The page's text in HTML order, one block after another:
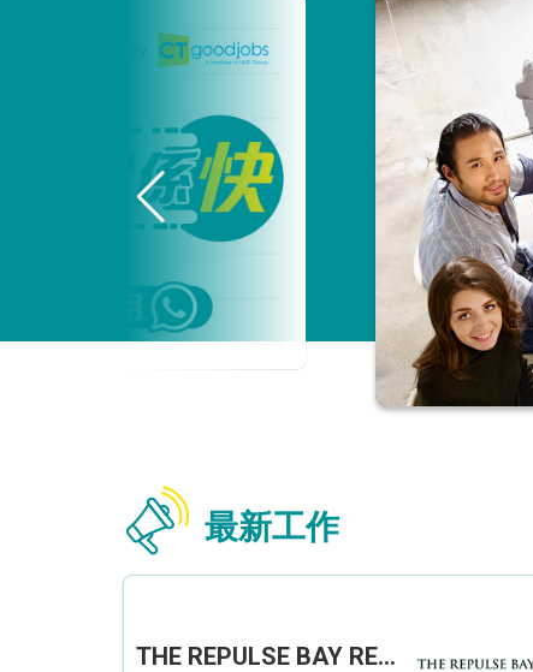
最新工作
THE REPULSE BAY RECRUITMENT DAY 淺水灣影灣園人才招聘會